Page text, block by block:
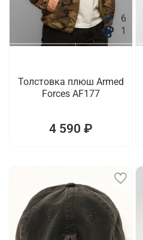
6
1
Толстовка плюш Armed
Forces AF177
4 590 ₽